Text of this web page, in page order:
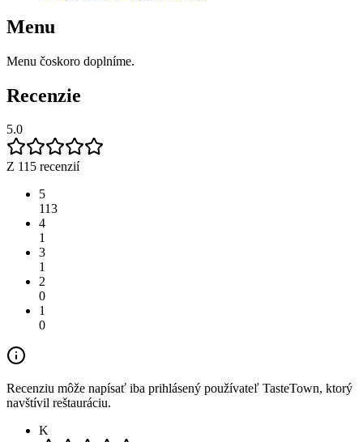
Menu
Menu čoskoro doplníme.
Recenzie
5.0
Z 115 recenzií
5
113
4
1
3
1
2
0
1
0
Recenziu môže napísať iba prihlásený používateľ TasteTown, ktorý
navštívil reštauráciu.
K